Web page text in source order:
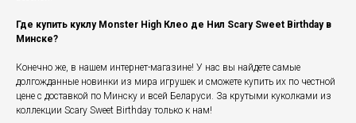
Где купить куклу Monster High Клео де Нил Scary Sweet Birthday в
Минске?
Конечно же, в нашем интернет-магазине! У нас вы найдете самые
долгожданные новинки из мира игрушек и сможете купить их по честной
цене с доставкой по Минску и всей Беларуси. За крутыми куколками из
коллекции Scary Sweet Birthday только к нам!